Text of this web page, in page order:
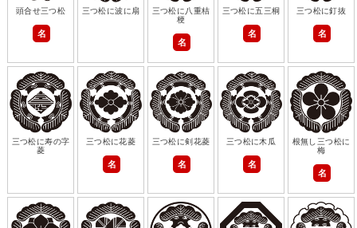
頭合せ三つ松
名
三つ松に波に扇
三つ松に八重桔
梗
名
三つ松に五三桐
名
三つ松に釘抜
名
三つ松に寿の字
菱
三つ松に花菱
名
三つ松に剣花菱
名
三つ松に木瓜
名
根無し三つ松に
梅
名